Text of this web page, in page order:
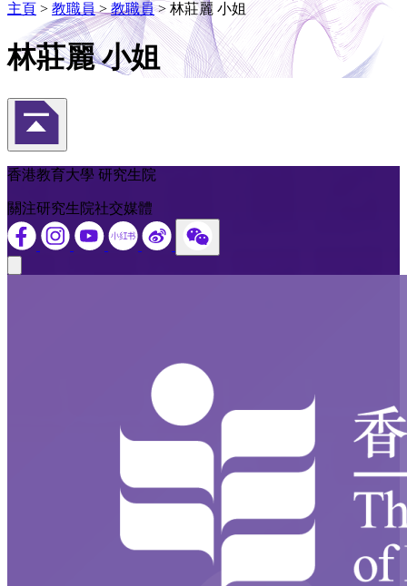
主頁 > 教職員> 教職員> 林莊麗 小姐
林莊麗 小姐
返回頁首
香港教育大學 研究生院
關注研究生院社交媒體
Close modal